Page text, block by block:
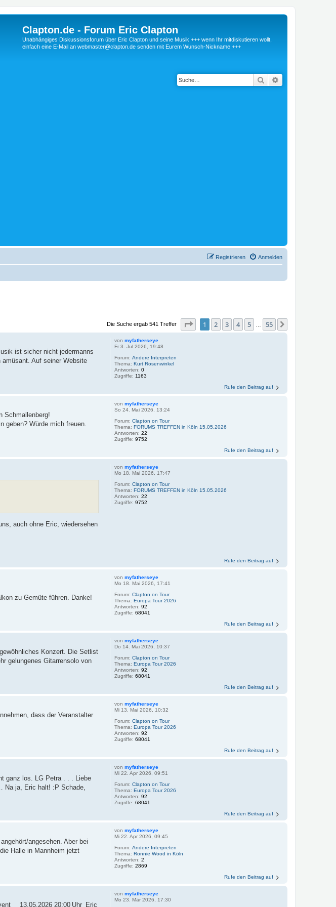
Clapton.de - Forum Eric Clapton
Unabhängiges Diskussionsforum über Eric Clapton und seine Musik +++ wenn Ihr mitdiskutieren wollt,
einfach eine E-Mail an webmaster@clapton.de senden mit Eurem Wunsch-Nickname +++
Suche
Anmelden
Registrieren
Die Suche ergab 541 Treffer Seite von55
1 2 3 4 5 55
vonmyfatherseye
Fr 3. Jul 2026, 19:48
Forum:Andere Interpreten
Thema:Kurt Rosenwinkel
Antworten:0
Zugriffe: 1163
ist sicher nicht jedermanns
Auf seiner Website
Rufe den Beitrag auf
vonmyfatherseye
So 24. Mai 2026, 13:24
Forum:Clapton on Tour
Thema:FORUMS TREFFEN in Köln 15.05.2026
Antworten:22
Zugriffe:9752
Schmallenberg!
geben? Würde mich freuen.
Rufe den Beitrag auf
vonmyfatherseye
Mo 18. Mai 2026, 17:47
Forum:Clapton on Tour
Thema:FORUMS TREFFEN in Köln 15.05.2026
Antworten:22
Zugriffe:9752
auch ohne Eric, wiedersehen
Rufe den Beitrag auf
vonmyfatherseye
Mo 18. Mai 2026, 17:41
Forum:Clapton on Tour
Thema:Europa Tour 2026
Antworten:92
Zugriffe:68041
zu Gemüte führen. Danke!
Rufe den Beitrag auf
vonmyfatherseye
Do 14. Mai 2026, 10:37
Forum:Clapton on Tour
Thema:Europa Tour 2026
Antworten:92
Zugriffe:68041
Konzert. Die Setlist
gelungenes Gitarrensolo von
Rufe den Beitrag auf
vonmyfatherseye
Mi 13. Mai 2026, 10:32
Forum:Clapton on Tour
Thema:Europa Tour 2026
Antworten:92
Zugriffe:68041
dass der Veranstalter
Rufe den Beitrag auf
vonmyfatherseye
Mi 22. Apr 2026, 09:51
Forum:Clapton on Tour
Thema:Europa Tour 2026
Antworten:92
Zugriffe:68041
ganz los. LG Petra . . . Liebe
Na ja, Eric halt! :P Schade,
Rufe den Beitrag auf
vonmyfatherseye
Mi 22. Apr 2026, 09:45
Forum:Andere Interpreten
Thema:Ronnie Wood in Köln
Antworten:2
Zugriffe:2869
angesehen. Aber bei
Halle in Mannheim jetzt
Rufe den Beitrag auf
vonmyfatherseye
Mo 23. Mär 2026, 17:30
13.05.2026 20:00 Uhr Eric